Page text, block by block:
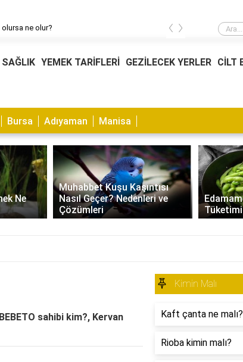
olursa ne olur? Kadın
‹ ›
SAĞLIK YEMEK TARİFLERİ GEZİLECEK YERLER CİLT
Bursa Adıyaman Manisa
Ne
Muhabbet Kuşu Kaşıntısı
Nasıl Geçer? Nedenleri ve
Çözümleri
sahibi kim?, Kervan
Kimin Malı
Kaft çanta ne malı?
Rioba kimin malı?